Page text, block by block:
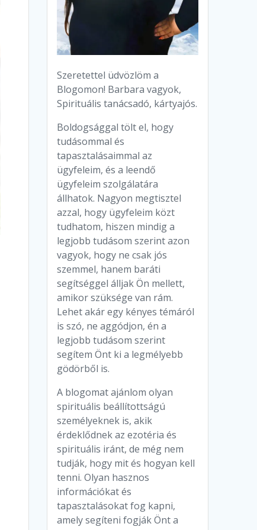
Szeretettel üdvözlöm a
Blogomon! Barbara vagyok,
Spirituális tanácsadó, kártyajós.
Boldogsággal tölt el, hogy
tudásommal és
tapasztalásaimmal az
ügyfeleim, és a leendő
ügyfeleim szolgálatára
állhatok. Nagyon megtisztel
azzal, hogy ügyfeleim közt
tudhatom, hiszen mindig a
legjobb tudásom szerint azon
vagyok, hogy ne csak jós
szemmel, hanem baráti
segítséggel álljak Ön mellett,
amikor szüksége van rám.
Lehet akár egy kényes témáról
is szó, ne aggódjon, én a
legjobb tudásom szerint
segítem Önt ki a legmélyebb
gödörből is.
A blogomat ajánlom olyan
spirituális beállítottságú
személyeknek is, akik
érdeklődnek az ezotéria és
spirituális iránt, de még nem
tudják, hogy mit és hogyan kell
tenni. Olyan hasznos
információkat és
tapasztalásokat fog kapni,
amely segíteni fogják Önt a